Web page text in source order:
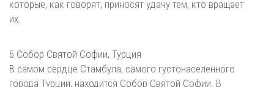
которые, как говорят, приносят удачу тем, кто вращает
их.
6 Собор Святой Софии, Турция
В самом сердце Стамбула, самого густонаселенного
города Турции, находится Собор Святой Софии. В